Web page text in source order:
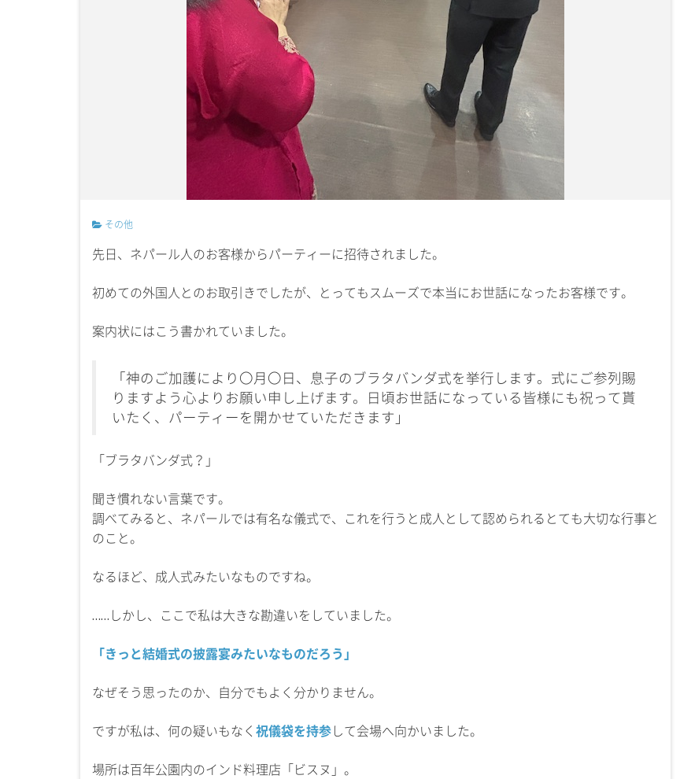
その他
先日、ネパール人のお客様からパーティーに招待されました。
初めての外国人とのお取引きでしたが、とってもスムーズで本当にお世話になったお客様です。
案内状にはこう書かれていました。
「神のご加護により〇月〇日、息子のブラタバンダ式を挙行します。式にご参列賜
りますよう心よりお願い申し上げます。日頃お世話になっている皆様にも祝って貰
いたく、パーティーを開かせていただきます」
「ブラタバンダ式？」
聞き慣れない言葉です。
調べてみると、ネパールでは有名な儀式で、これを行うと成人として認められるとても大切な行事と
のこと。
なるほど、成人式みたいなものですね。
……しかし、ここで私は大きな勘違いをしていました。
「きっと結婚式の披露宴みたいなものだろう」
なぜそう思ったのか、自分でもよく分かりません。
ですが私は、何の疑いもなく 祝儀袋を持参して会場へ向かいました。
場所は百年公園内のインド料理店「ビスヌ」。